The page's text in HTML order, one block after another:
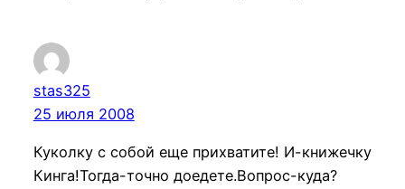
stas325
25 июля 2008
Куколку с собой еще прихватите! И-книжечку
Кинга!Тогда-точно доедете.Вопрос-куда?